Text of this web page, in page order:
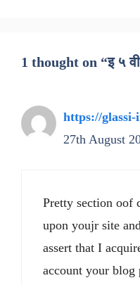
1 thought on “इ ५
https://
27th August
Pretty section oof
upon youjr site
assert that I
account your blog